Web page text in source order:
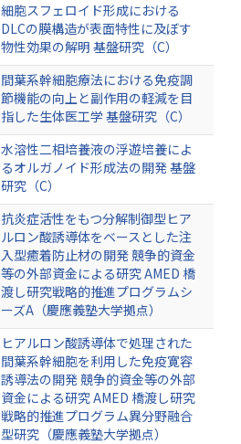
細胞スフェロイド形成における
DLCの膜構造が表面特性に及ぼす
物性効果の解明 基盤研究（C）
間葉系幹細胞療法における免疫調
節機能の向上と副作用の軽減を目
指した生体医工学 基盤研究（C）
水溶性二相培養液の浮遊培養によ
るオルガノイド形成法の開発 基盤
研究（C）
抗炎症活性をもつ分解制御型ヒア
ルロン酸誘導体をベースとした注
入型癒着防止材の開発 競争的資金
等の外部資金による研究 AMED 橋
渡し研究戦略的推進プログラムシ
ーズA（慶應義塾大学拠点）
ヒアルロン酸誘導体で処理された
間葉系幹細胞を利用した免疫寛容
誘導法の開発 競争的資金等の外部
資金による研究 AMED 橋渡し研究
戦略的推進プログラム異分野融合
型研究（慶應義塾大学拠点）